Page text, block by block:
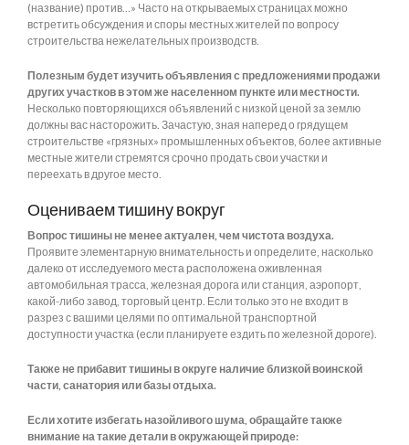
(название) против…» Часто на открываемых страницах можно
встретить обсуждения и споры местных жителей по вопросу
строительства нежелательных производств.
Полезным будет изучить объявления с предложениями продажи
других участков в этом же населенном пункте или местности.
Несколько повторяющихся объявлений с низкой ценой за землю
должны вас насторожить. Зачастую, зная наперед о грядущем
строительстве «грязных» промышленных объектов, более активные
местные жители стремятся срочно продать свои участки и
переехать в другое место.
Оцениваем тишину вокруг
Вопрос тишины не менее актуален, чем чистота воздуха.
Проявите элементарную внимательность и определите, насколько
далеко от исследуемого места расположена оживленная
автомобильная трасса, железная дорога или станция, аэропорт,
какой-либо завод, торговый центр. Если только это не входит в
разрез с вашими целями по оптимальной транспортной
доступности участка (если планируете ездить по железной дороге).
Также не прибавит тишины в округе наличие близкой воинской
части, санатория или базы отдыха.
Если хотите избегать назойливого шума, обращайте также
внимание на такие детали в окружающей природе: